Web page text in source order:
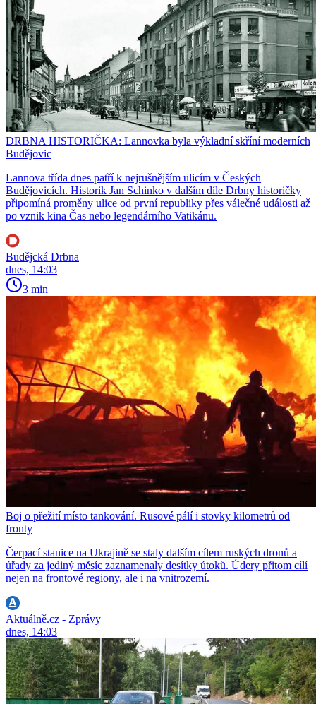
DRBNA HISTORIČKA: Lannovka byla výkladní skříní moderních
Budějovic
Lannova třída dnes patří k nejrušnějším ulicím v Českých
Budějovicích. Historik Jan Schinko v dalším díle Drbny historičky
připomíná proměny ulice od první republiky přes válečné události až
po vznik kina Čas nebo legendárního Vatikánu.
Budějcká Drbna
dnes, 14:03
3 min
Boj o přežití místo tankování. Rusové pálí i stovky kilometrů od
fronty
Čerpací stanice na Ukrajině se staly dalším cílem ruských dronů a
úřady za jediný měsíc zaznamenaly desítky útoků. Údery přitom cílí
nejen na frontové regiony, ale i na vnitrozemí.
Aktuálně.cz - Zprávy
dnes, 14:03